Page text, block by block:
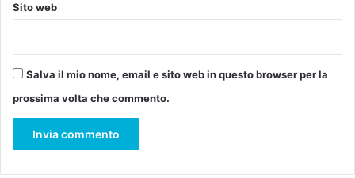
Sito web
Salva il mio nome, email e sito web in questo browser per la
prossima volta che commento.